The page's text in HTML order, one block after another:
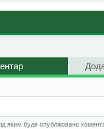
яким буде опубліковано